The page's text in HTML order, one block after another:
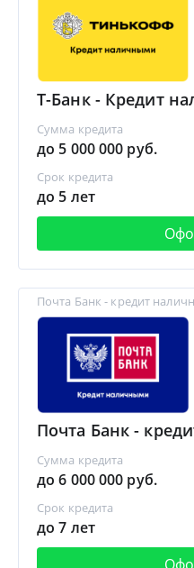
Т-Банк - Кредит
Сумма кредита
до 5 000 000 руб.
Срок кредита
до 5 лет
Почта Банк - кредит
Почта Банк -
Сумма кредита
до 6 000 000 руб.
Срок кредита
до 7 лет